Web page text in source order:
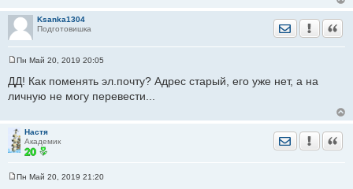
н
и
е
Ksanka1304
Подготовишка
Отправить
о
о
б
и
е
Пн Май 20, 2019 20:05
ДД! Как поменять эл.почту? Адрес старый, его уже нет, а на
личную не могу перевести...
Настя
Академик
Отправить
Пн Май 20, 2019 21:20